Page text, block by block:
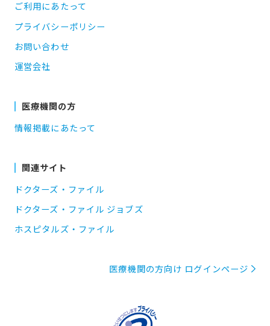
ご利用にあたって
プライバシーポリシー
お問い合わせ
運営会社
医療機関の方
情報掲載にあたって
関連サイト
ドクターズ・ファイル
ドクターズ・ファイル ジョブズ
ホスピタルズ・ファイル
医療機関の方向け ログインページ